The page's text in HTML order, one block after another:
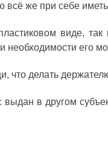
же при себе
виде,
необходимости его
что делать
в другом